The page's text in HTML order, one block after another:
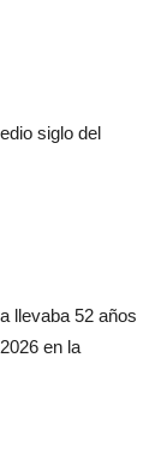
siglo del
llevaba 52 años
en la